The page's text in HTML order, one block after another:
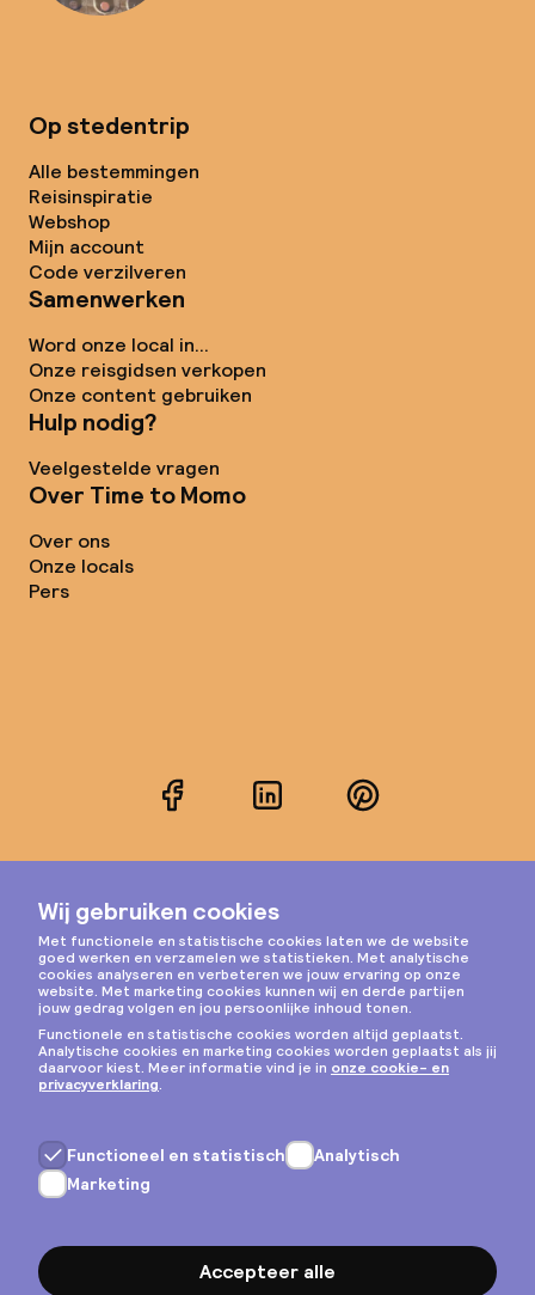
Op stedentrip
Alle bestemmingen
Reisinspiratie
Webshop
Mijn account
Code verzilveren
Samenwerken
Word onze local in...
Onze reisgidsen verkopen
Onze content gebruiken
Hulp nodig?
Veelgestelde vragen
Over Time to Momo
Over ons
Onze locals
Pers
FacebookLinkedInPinterest
Instagram
Privacy & cookies
Algemene voorwaarden